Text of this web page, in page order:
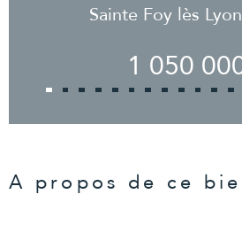
Sainte Foy lès
1 050
A propos de ce